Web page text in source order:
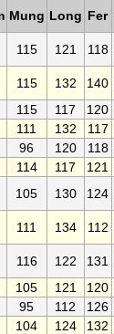
Mung Long Fer
115 121 118
115 132 140
115 117 120
111 132 117
96 120 118
114 117 121
105 130 124
111 134 112
116 122 131
105 121 120
95 112 126
104 124 132